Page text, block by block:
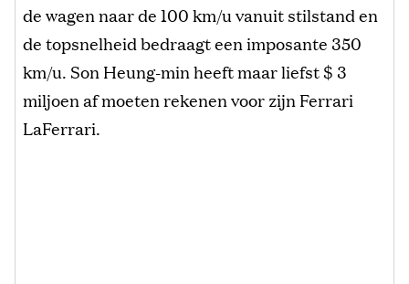
de wagen naar de 100 km/u vanuit stilstand en
de topsnelheid bedraagt een imposante 350
km/u. Son Heung-min heeft maar liefst $ 3
miljoen af moeten rekenen voor zijn Ferrari
LaFerrari.